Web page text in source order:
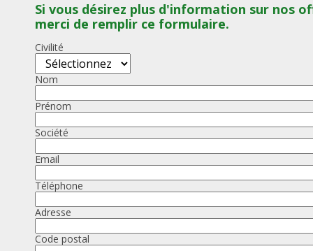
Si vous désirez plus d'information sur nos
merci de remplir ce formulaire.
Civilité
Nom
Prénom
Société
Email
Téléphone
Adresse
Code postal